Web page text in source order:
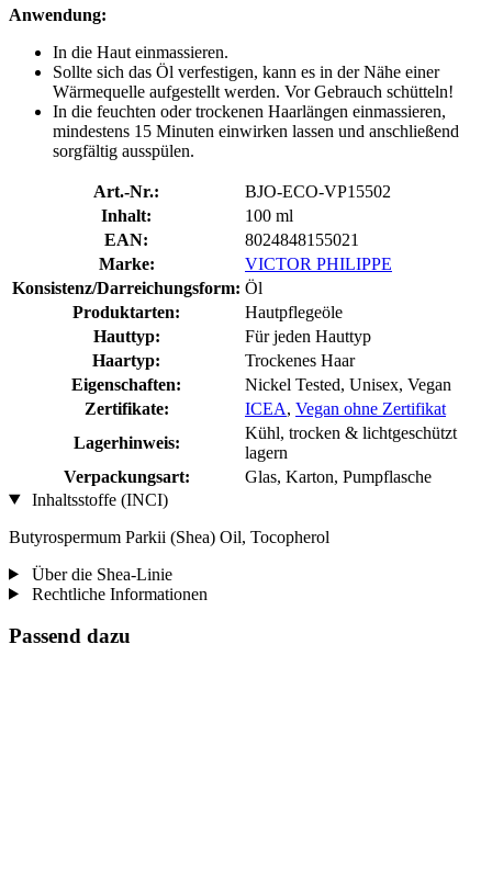
Anwendung:
In die Haut einmassieren.
Sollte sich das Öl verfestigen, kann es in der Nähe einer
Wärmequelle aufgestellt werden. Vor Gebrauch schütteln!
In die feuchten oder trockenen Haarlängen einmassieren,
mindestens 15 Minuten einwirken lassen und anschließend
sorgfältig ausspülen.
Art.-Nr.:
BJO-ECO-VP15502
Inhalt:
100 ml
EAN:
8024848155021
Marke:
VICTOR PHILIPPE
Konsistenz/Darreichungsform: Öl
Produktarten:
Hautpflegeöle
Hauttyp:
Für jeden Hauttyp
Haartyp:
Trockenes Haar
Eigenschaften:
Nickel Tested, Unisex, Vegan
Zertifikate:
ICEA, Vegan ohne Zertifikat
Lagerhinweis:
Kühl, trocken & lichtgeschützt
lagern
Verpackungsart:
Glas, Karton, Pumpflasche
Inhaltsstoffe (INCI)
Butyrospermum Parkii (Shea) Oil, Tocopherol
Über die Shea-Linie
Rechtliche Informationen
Passend dazu